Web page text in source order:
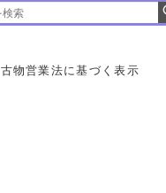
古物営業法に基づく表示